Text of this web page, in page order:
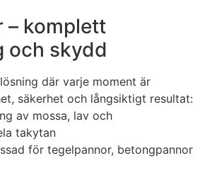
– komplett
och skydd
där varje moment är
säkerhet och långsiktigt resultat:
av mossa, lav och
takytan
för tegelpannor, betongpannor